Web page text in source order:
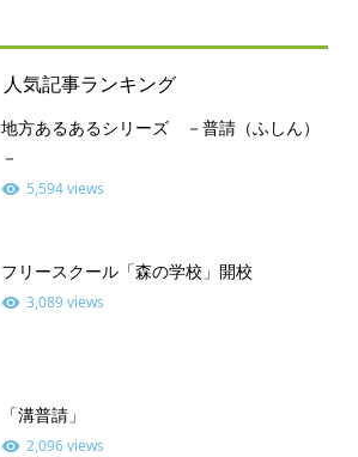
人気記事ランキング
地方あるあるシリーズ －普請（ふしん）
－
5,594 views
フリースクール「森の学校」開校
3,089 views
「溝普請」
2,096 views